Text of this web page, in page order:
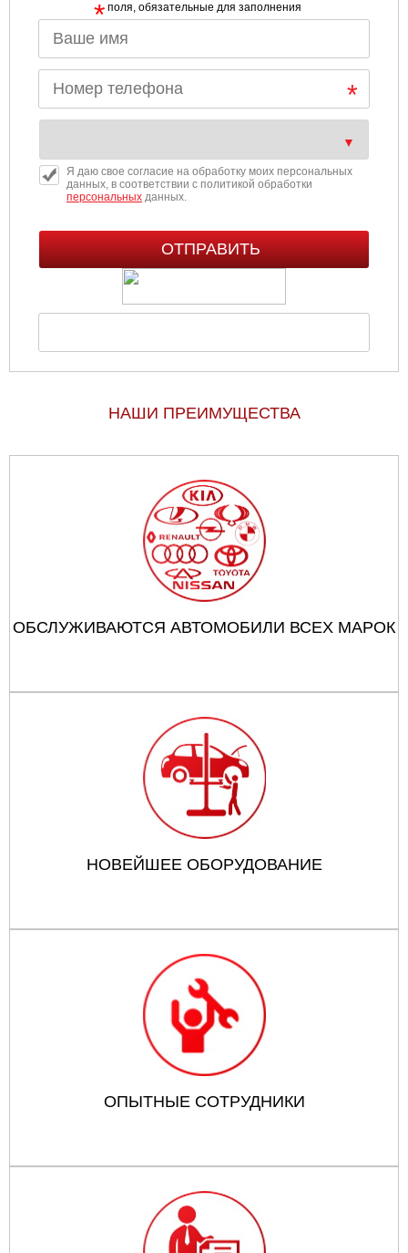
* поля, обязательные для заполнения
Я даю свое согласие на обработку моих персональных
данных, в соответствии с политикой обработки
персональныхданных.
НАШИ ПРЕИМУЩЕСТВА
ОБСЛУЖИВАЮТСЯ АВТОМОБИЛИ ВСЕХ МАРОК
НОВЕЙШЕЕ ОБОРУДОВАНИЕ
ОПЫТНЫЕ СОТРУДНИКИ